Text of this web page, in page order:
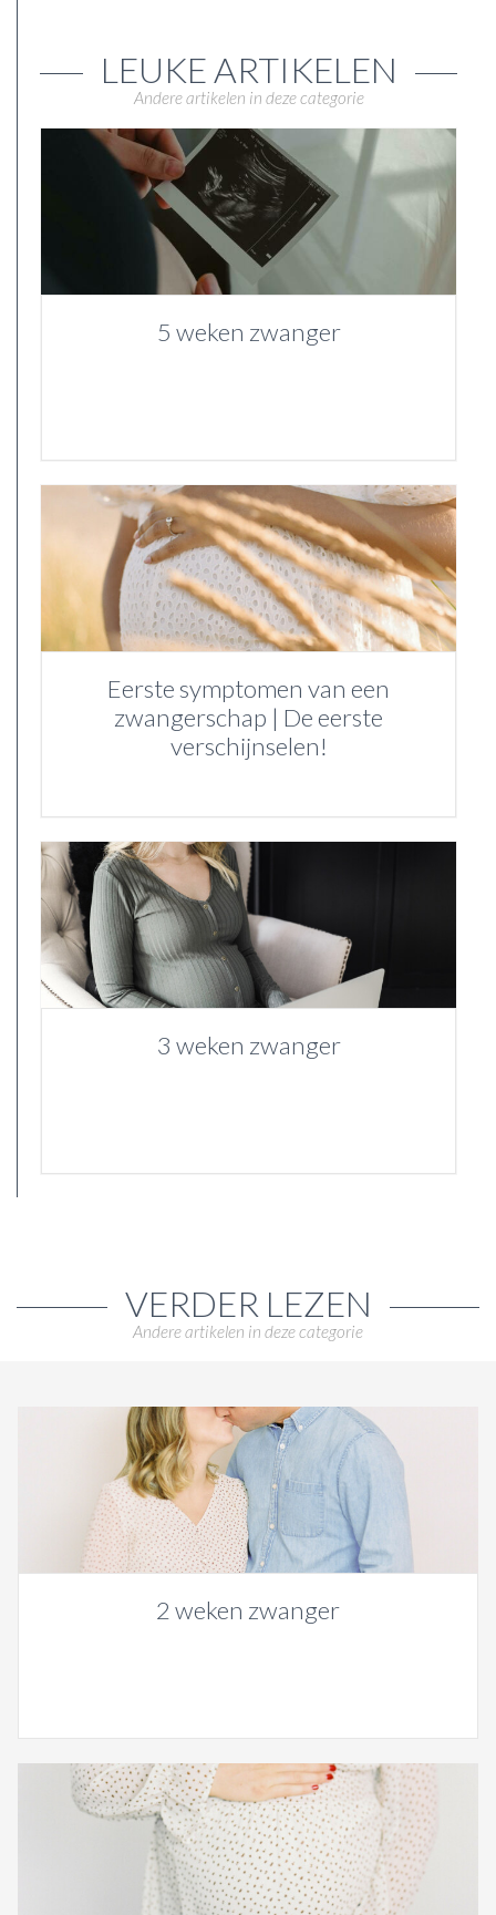
LEUKE ARTIKELEN
Andere artikelen in deze categorie
5 weken zwanger
Eerste symptomen van een
zwangerschap | De eerste
verschijnselen!
3 weken zwanger
VERDER LEZEN
Andere artikelen in deze categorie
2 weken zwanger